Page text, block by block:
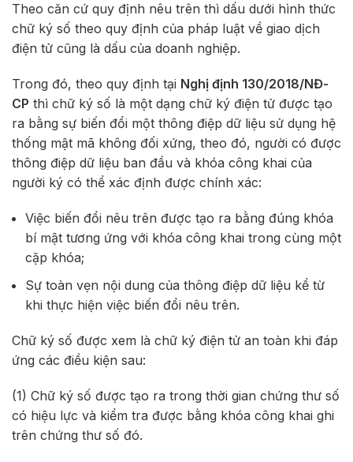
Theo căn cứ quy định nêu trên thì dấu dưới hình thức
chữ ký số theo quy định của pháp luật về giao dịch
điện tử cũng là dấu của doanh nghiệp.
Trong đó, theo quy định tại Nghị định 130/2018/NĐ-
CP thì chữ ký số là một dạng chữ ký điện tử được tạo
ra bằng sự biến đổi một thông điệp dữ liệu sử dụng hệ
thống mật mã không đối xứng, theo đó, người có được
thông điệp dữ liệu ban đầu và khóa công khai của
người ký có thể xác định được chính xác:
Việc biến đổi nêu trên được tạo ra bằng đúng khóa
bí mật tương ứng với khóa công khai trong cùng một
cặp khóa;
Sự toàn vẹn nội dung của thông điệp dữ liệu kể từ
khi thực hiện việc biến đổi nêu trên.
Chữ ký số được xem là chữ ký điện tử an toàn khi đáp
ứng các điều kiện sau:
(1) Chữ ký số được tạo ra trong thời gian chứng thư số
có hiệu lực và kiểm tra được bằng khóa công khai ghi
trên chứng thư số đó.